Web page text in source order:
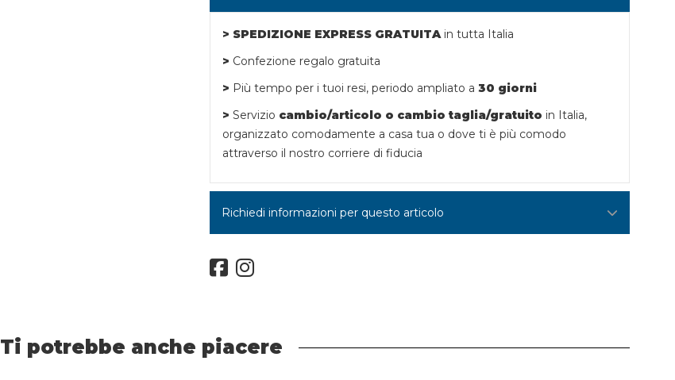
> SPEDIZIONE EXPRESS GRATUITAin tutta Italia
> Confezione regalo gratuita
> Più tempo per i tuoi resi, periodo ampliato a30 giorni
>Servizio cambio/articolo o cambio taglia/gratuito in Italia,
organizzato comodamente a casa tua o dove ti è più comodo
attraverso il nostro corriere di fiducia
Richiedi informazioni per questo articolo
Ti potrebbe anche piacere